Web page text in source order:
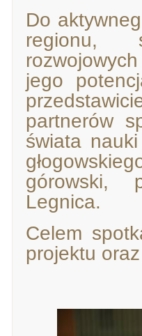
Do
regionu,
jego
partnerów
świata
górowski,
Legnica.
Celem
projektu